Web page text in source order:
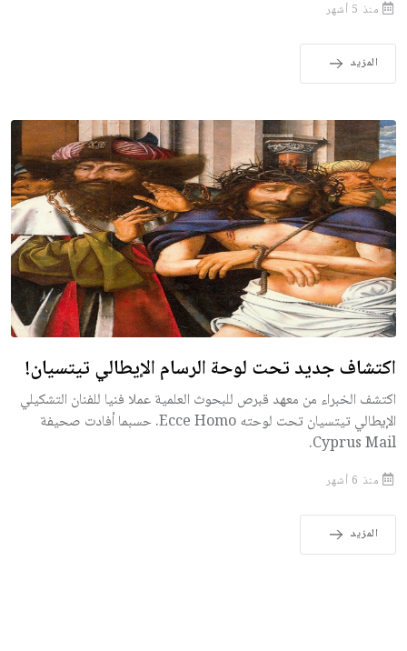
منذ 5 أشهر
المزيد
اكتشاف جديد تحت لوحة الرسام الإيطالي تيتسيان!
اكتشف الخبراء من معهد قبرص للبحوث العلمية عملا فنيا للفنان التشكيلي
الإيطالي تيتسيان تحت لوحته Ecce Homo. حسبما أفادت صحيفة
Cyprus Mail.
منذ 6 أشهر
المزيد